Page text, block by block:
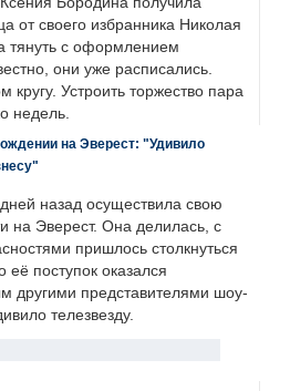
от своего избранника Николая
тянуть с оформлением
они уже расписались.
Устроить торжество пара
недель.
на Эверест: "Удивило
назад осуществила свою
на Эверест. Она делилась, с
пришлось столкнуться
поступок оказался
другими представителями шоу-
телезвезду.